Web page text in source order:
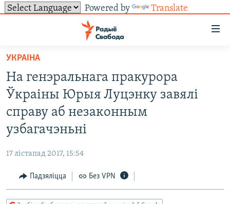
Powered by Translate
ўнівэрсальнага
доступу
Перайсьці
да
галоўнага
зьместу
Перайсьці
да
галоўнай
Перайсьці
да
пошуку
УСЕ НАВІНЫ
ЛЮДЗІ
ВАЙНА
БЕЛАРУСЫ НА ВАЙНЕ
ТОЛЬКІ НА СВАБОДЗЕ
БЛОГІ
КНІГІ
АЎДЫЁКНІГІ
СУВЯЗЬ
АБЫСЬЦІ БЛЯКАВАНЬНЕ
ПАДПІСАЦЦА
FACEBOOK
TWITTER
САЧЫЦЕ ЗА АБНАЎЛЕНЬНЯМІ
УКРАІНА
На генэральнага пракурора
Ўкраіны Юрыя Луцэнку завялі
справу аб незаконным
узбагачэньні
17 лістапад 2017, 15:54
Падзяліцца Без VPN